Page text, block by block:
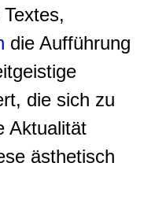
die Aufführung
die sich zu
Aktualität
ästhetisch